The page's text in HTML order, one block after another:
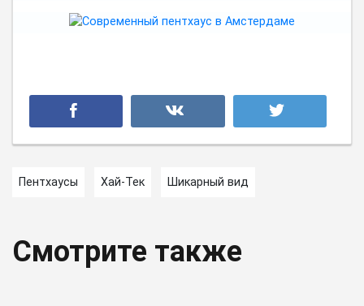
Пентхаусы Хай-Тек Шикарный вид
Смотрите также